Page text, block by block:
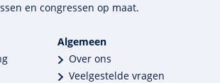
en congres­sen op maat.
Algemeen
Over ons
Veelgestelde vragen